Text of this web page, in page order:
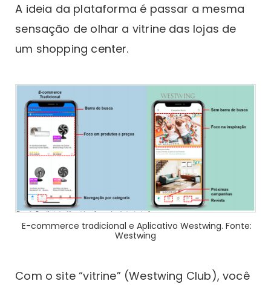
A ideia da plataforma é passar a mesma
sensação de olhar a vitrine das lojas de
um shopping center.
E-commerce tradicional e Aplicativo Westwing. Fonte:
Westwing
Com o site “vitrine” (Westwing Club), você